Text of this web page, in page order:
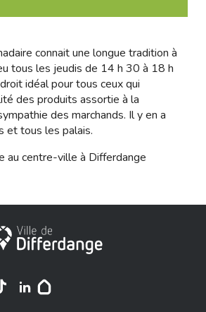
connait une longue tradition à
tous les jeudis de 14 h 30 à 18 h
idéal pour tous ceux qui
des produits assortie à la
des marchands. Il y en a
et tous les palais.
au centre-ville à Differdange
of Differdange
sur Instagram